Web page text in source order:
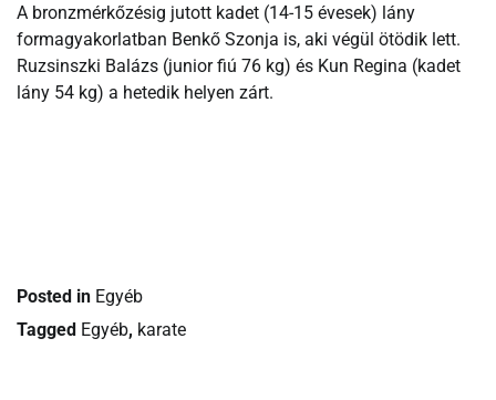
A bronzmérkőzésig jutott kadet (14-15 évesek) lány
formagyakorlatban Benkő Szonja is, aki végül ötödik lett.
Ruzsinszki Balázs (junior fiú 76 kg) és Kun Regina (kadet
lány 54 kg) a hetedik helyen zárt.
Posted in Egyéb
Tagged Egyéb, karate